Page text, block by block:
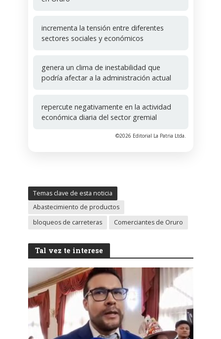
incrementa la tensión entre diferentes
sectores sociales y económicos
genera un clima de inestabilidad que
podría afectar a la administración actual
repercute negativamente en la actividad
económica diaria del sector gremial
©2026 Editorial La Patria Ltda.
Temas clave de esta noticia
Abastecimiento de productos
bloqueos de carreteras
Comerciantes de Oruro
Tal vez te interese